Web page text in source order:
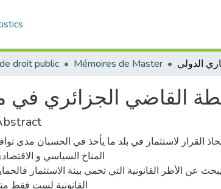
droit public Mémoires de Master
القاضي الجزائري في
القرار لاستثمار في بلد ما يأخذ في الحسبان مدى
المناخ السياسي و
عن الأطر القانونية التي تحمي بيئة الاستثمار
القانونية لست فقط